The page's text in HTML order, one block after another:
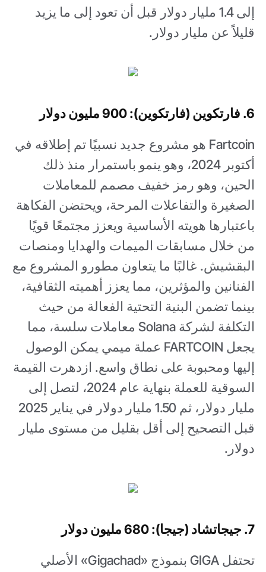
إلى 1.4 مليار دولار قبل أن تعود إلى ما يزيد
قليلاً عن مليار دولار.
6. فارتكوين (فارتكوين): 900 مليون دولار
Fartcoin هو مشروع جديد نسبيًا تم إطلاقه في
أكتوبر 2024، وهو ينمو باستمرار منذ ذلك
الحين، وهو رمز خفيف مصمم للمعاملات
الصغيرة والتفاعلات المرحة، ويحتضن الفكاهة
باعتبارها هويته الأساسية ويعزز مجتمعًا قويًا
من خلال مسابقات الميمات والهدايا ومنصات
البقشيش. غالبًا ما يتعاون مطورو المشروع مع
الفنانين والمؤثرين، مما يعزز أهميته الثقافية،
بينما تضمن البنية التحتية الفعالة من حيث
التكلفة لشركة Solana معاملات سلسة، مما
يجعل FARTCOIN عملة ميمي يمكن الوصول
إليها ومحبوبة على نطاق واسع. ازدهرت القيمة
السوقية للعملة بنهاية عام 2024، لتصل إلى
مليار دولار، ثم 1.50 مليار دولار في يناير 2025
قبل التصحيح إلى أقل بقليل من مستوى مليار
دولار.
7. جيجاتشاد (جيجا): 680 مليون دولار
تحتفل GIGA بنموذج «Gigachad» الأصلي